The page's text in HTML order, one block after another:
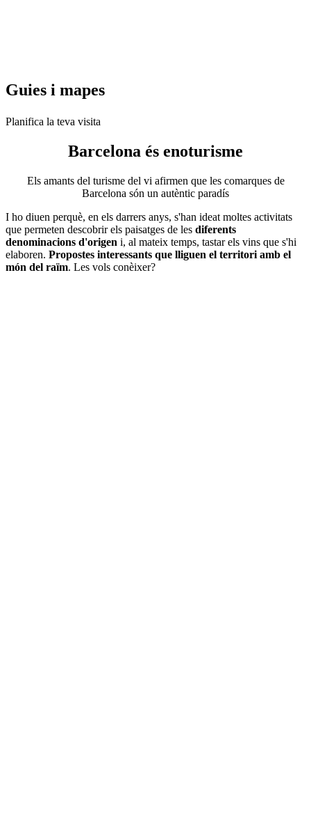
Guies i mapes
Planifica la teva visita
Barcelona és enoturisme
Els amants del turisme del vi afirmen que les comarques de
Barcelona són un autèntic paradís
I ho diuen perquè, en els darrers anys, s'han ideat moltes activitats
que permeten descobrir els paisatges de les diferents
denominacions d'origen i, al mateix temps, tastar els vins que s'hi
elaboren. Propostes interessants que lliguen el territori amb el
món del raïm. Les vols conèixer?